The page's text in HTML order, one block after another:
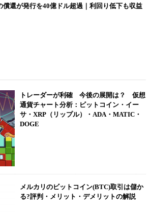
償還が発行を40億ドル超過｜利回り低下も収益
トレーダーが利確 今後の展開は？ 仮想
通貨チャート分析：ビットコイン・イー
サ・XRP（リップル）・ADA・MATIC・
DOGE
メルカリのビットコイン(BTC)取引は儲か
る?評判・メリット・デメリットの解説